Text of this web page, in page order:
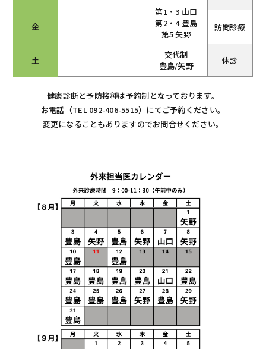
金
土
第1・3 山口
第2・4 豊島
第5 矢野
交代制
豊島/矢野
訪問診療
休診
健康診断と予防接種は予約制となっております。
お電話（TEL 092-406-5515）にてご予約ください。
変更になることもありますのでお問合せください。